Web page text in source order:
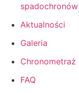
spadochronów
Aktualności
Galeria
Chronometraż
FAQ